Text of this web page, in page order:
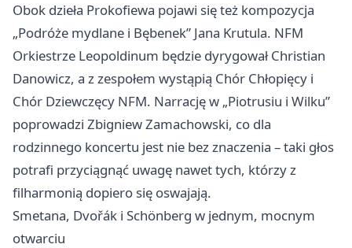
Obok dzieła Prokofiewa pojawi się też kompozycja
„Podróże mydlane i Bębenek” Jana Krutula. NFM
Orkiestrze Leopoldinum będzie dyrygował Christian
Danowicz, a z zespołem wystąpią Chór Chłopięcy i
Chór Dziewczęcy NFM. Narrację w „Piotrusiu i Wilku”
poprowadzi Zbigniew Zamachowski, co dla
rodzinnego koncertu jest nie bez znaczenia – taki głos
potrafi przyciągnąć uwagę nawet tych, którzy z
filharmonią dopiero się oswajają.
Smetana, Dvořák i Schönberg w jednym, mocnym
otwarciu